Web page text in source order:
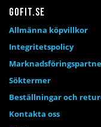
Gofit.se
Allmänna köpvillkor
Integritetspolicy
Söktermer
Beställningar och
Kontakta oss